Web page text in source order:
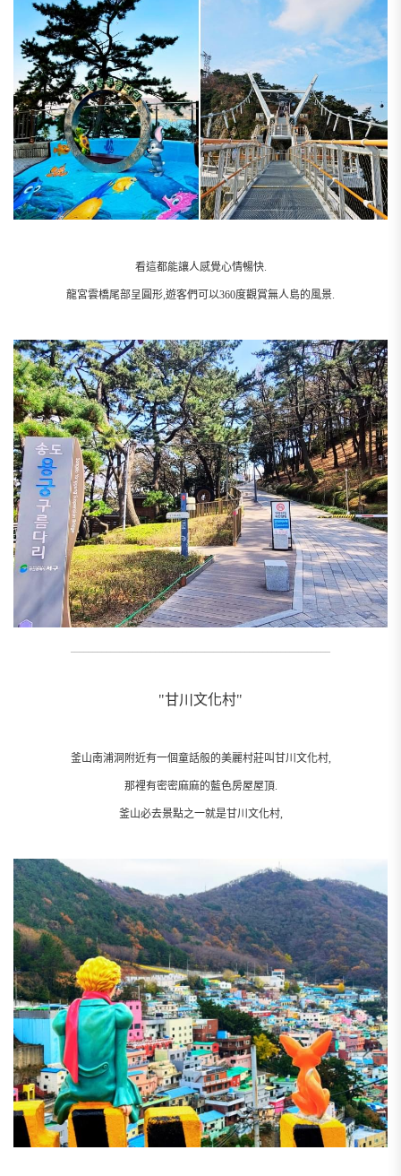
看這都能讓人感覺心情暢快.
龍宮雲橋尾部呈圓形,遊客們可以360度觀賞無人島的風景.
"甘川文化村"
釜山南浦洞附近有一個童話般的美麗村莊叫甘川文化村,
那裡有密密麻麻的藍色房屋屋頂.
釜山必去景點之一就是甘川文化村,